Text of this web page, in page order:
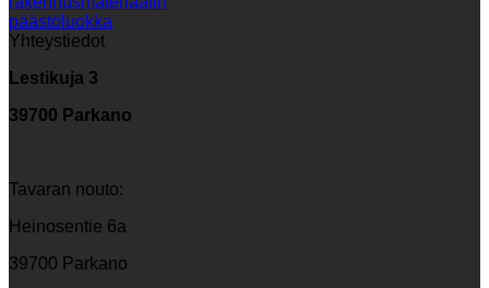
Yhteystiedot
Lestikuja 3
39700 Parkano
Tavaran nouto:
Heinosentie 6a
39700 Parkano